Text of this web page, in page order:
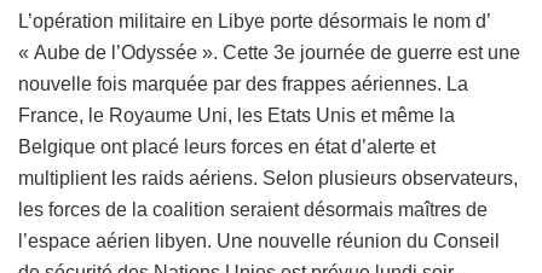
L’opération militaire en Libye porte désormais le nom d’
« Aube de l’Odyssée ». Cette 3e journée de guerre est une
nouvelle fois marquée par des frappes aériennes. La
France, le Royaume Uni, les Etats Unis et même la
Belgique ont placé leurs forces en état d’alerte et
multiplient les raids aériens. Selon plusieurs observateurs,
les forces de la coalition seraient désormais maîtres de
l’espace aérien libyen. Une nouvelle réunion du Conseil